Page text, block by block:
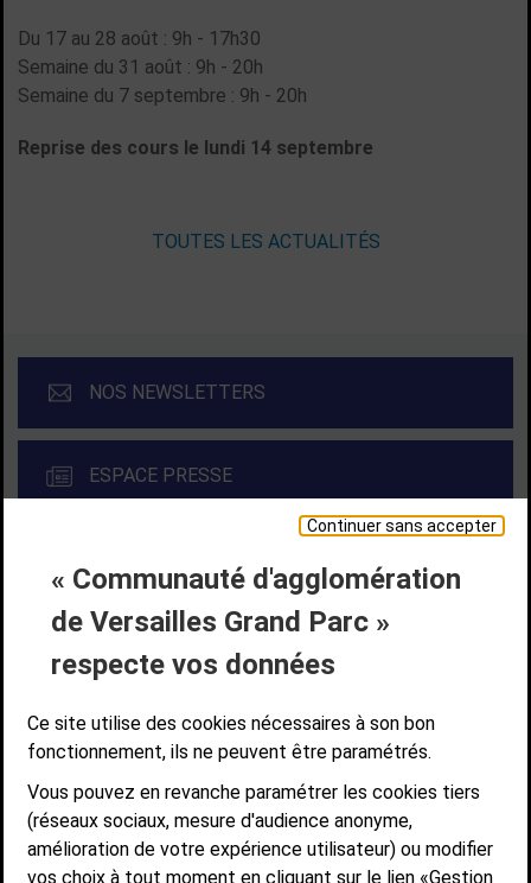
Continuer sans accepter
« Communauté d'agglomération
de Versailles Grand Parc »
respecte vos données
Ce site utilise des cookies nécessaires à son bon
fonctionnement, ils ne peuvent être paramétrés.
Vous pouvez en revanche paramétrer les cookies tiers
(réseaux sociaux, mesure d'audience anonyme,
amélioration de votre expérience utilisateur) ou modifier
vos choix à tout moment en cliquant sur le lien «Gestion
Du 17 au 28 août : 9h - 17h30
Semaine du 31 août : 9h - 20h
Semaine du 7 septembre : 9h - 20h
Reprise des cours le lundi 14 septembre
TOUTES LES ACTUALITÉS
NOS NEWSLETTERS
ESPACE PRESSE
Liens bas de page
CONTACT MENTIONS LÉGALES
PLAN DE SITE
ACCESSIBILITÉ NUMÉRIQUE
GESTION DES COOKIES
Suivez-nous
SUIVEZ-NOUS SUR
Communauté d'agglomération de Versailles
Grand Parc
6, AVENUE DE PARIS - CS 10922 - 78009 VERSAILLES CEDEX